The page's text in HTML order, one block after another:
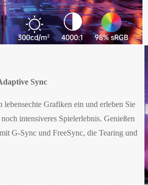
Sync
Grafiken ein und erleben Sie
intensiveres Spielerlebnis. Genießen
G-Sync und FreeSync, die Tearing und